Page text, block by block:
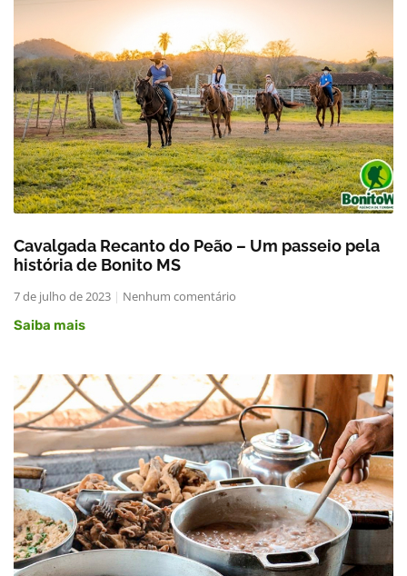
Cavalgada Recanto do Peão – Um passeio pela
história de Bonito MS
7 de julho de 2023
Nenhum comentário
Saiba mais